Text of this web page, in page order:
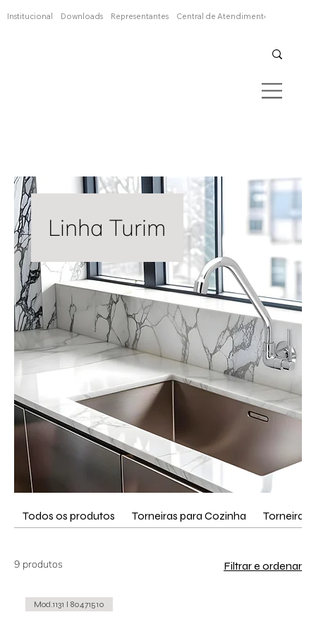
Confira aqui
Institucional Downloads Representantes Central de Atendimento
Linha Turim
Todos os produtos Torneiras para Cozinha Torneira
9 produtos Filtrar e ordenar
Mod.1131 I 80471510